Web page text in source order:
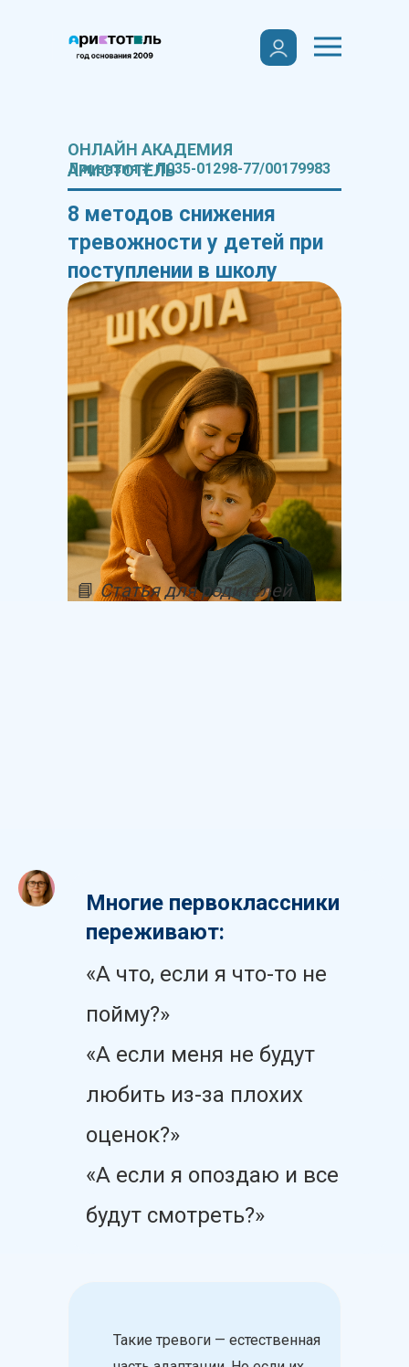
ОНЛАЙН АКАДЕМИЯ
АРИСТОТЕЛЬ
Лицензия # Л035-01298-77/00179983
8 методов снижения
тревожности у детей при
поступлении в школу
📘Статья для родителей
простых для внедрения
Многие первоклассники
переживают:
«А что, если я что-то не
пойму?»
«А если меня не будут
любить из-за плохих
оценок?»
«А если я опоздаю и все
будут смотреть?»
Такие тревоги — естественная